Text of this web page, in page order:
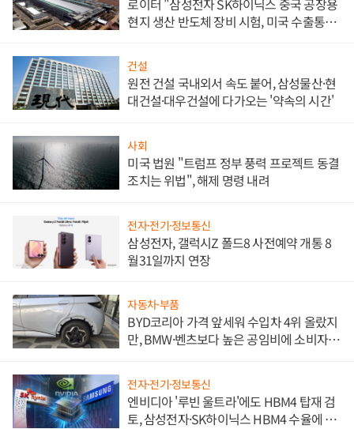
현지 생산 반도체 장비 시험, 미국 수출통제
건설
원전 건설 국내외서 속도 붙어, 삼성물산·현
대건설·대우건설에 다가오는 '약속의 시간'
사회
미국 법원 "트럼프 정부 풍력 프로젝트 동결
조치는 위법", 해제 명령 내려
전자·전기·정보통신
삼성전자, 갤럭시Z 폴드8 사전예약 개통 8
월31일까지 연장
자동차·부품
BYD코리아 가격 앞세워 수입차 4위 올랐지
만, BMW·벤츠보다 높은 공임비에 소비자
전자·전기·정보통신
엔비디아 '루빈 울트라'에도 HBM4 탑재 검
토, 삼성전자·SK하이닉스 HBM4 수율에 주